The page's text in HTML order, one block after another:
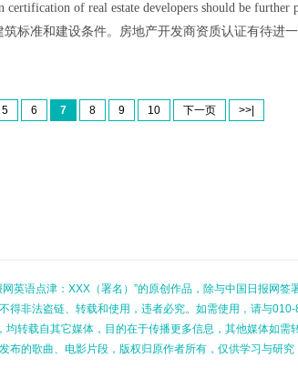
of real estate developers should be further
标准和建设条件。房地产开发商资质认证有待进
5 6 7 8 9 10 下一页 >>|
英语点津：XXX（署名）”的原创作品，除与中国日报网签
得非法盗链、转载和使用，违者必究。如需使用，请与
均转载自其它媒体，目的在于传播更多信息，其他媒体如需
布的歌曲、电影片段，版权归原作者所有，仅供学习与研究